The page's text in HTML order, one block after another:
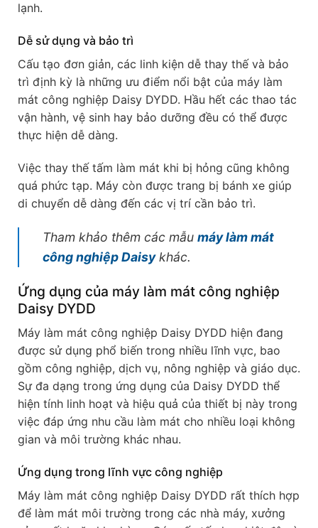
lạnh.
Dễ sử dụng và bảo trì
Cấu tạo đơn giản, các linh kiện dễ thay thế và bảo
trì định kỳ là những ưu điểm nổi bật của máy làm
mát công nghiệp Daisy DYDD. Hầu hết các thao tác
vận hành, vệ sinh hay bảo dưỡng đều có thể được
thực hiện dễ dàng.
Việc thay thế tấm làm mát khi bị hỏng cũng không
quá phức tạp. Máy còn được trang bị bánh xe giúp
di chuyển dễ dàng đến các vị trí cần bảo trì.
Tham khảo thêm các mẫu máy làm mát
công nghiệp Daisykhác.
Ứng dụng của máy làm mát công nghiệp
Daisy DYDD
Máy làm mát công nghiệp Daisy DYDD hiện đang
được sử dụng phổ biến trong nhiều lĩnh vực, bao
gồm công nghiệp, dịch vụ, nông nghiệp và giáo dục.
Sự đa dạng trong ứng dụng của Daisy DYDD thể
hiện tính linh hoạt và hiệu quả của thiết bị này trong
việc đáp ứng nhu cầu làm mát cho nhiều loại không
gian và môi trường khác nhau.
Ứng dụng trong lĩnh vực công nghiệp
Máy làm mát công nghiệp Daisy DYDD rất thích hợp
để làm mát môi trường trong các nhà máy, xưởng